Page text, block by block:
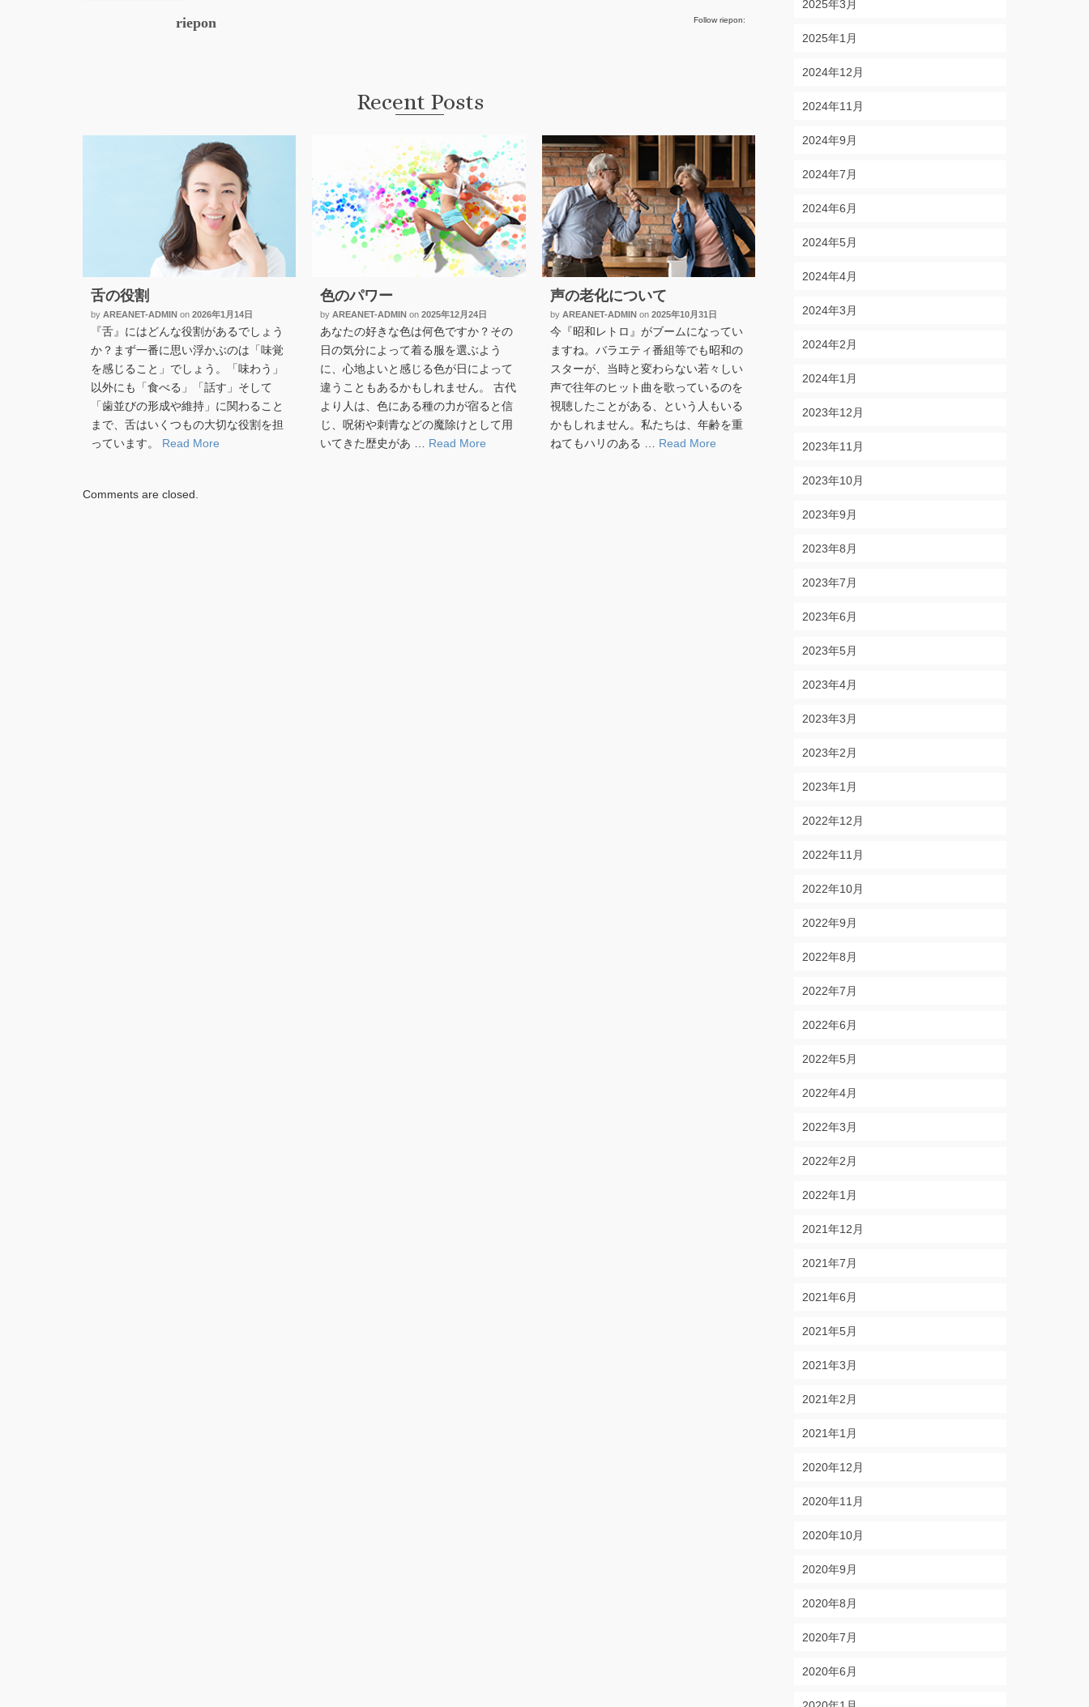
Follow riepon:
riepon
Recent Posts
舌の役割
by AREANET-ADMIN on 2026年1月14日
『舌』にはどんな役割があるでしょう
か？まず一番に思い浮かぶのは「味覚
を感じること」でしょう。「味わう」
以外にも「食べる」「話す」そして
「歯並びの形成や維持」に関わること
まで、舌はいくつもの大切な役割を担
っています。 Read More
色のパワー
byAREANET-ADMIN on2025年12月24日
あなたの好きな色は何色ですか？その
日の気分によって着る服を選ぶよう
に、心地よいと感じる色が日によって
違うこともあるかもしれません。 古代
より人は、色にある種の力が宿ると信
じ、呪術や刺青などの魔除けとして用
いてきた歴史があ … Read More
声の老化について
by AREANET-ADMIN on 2025年10月31日
今『昭和レトロ』がブームになってい
ますね。バラエティ番組等でも昭和の
スターが、当時と変わらない若々しい
声で往年のヒット曲を歌っているのを
視聴したことがある、という人もいる
かもしれません。私たちは、年齢を重
ねてもハリのある … Read More
AREANET-ADMIN
くのは、料理をする人であればこびり
グ」として知られるフッ素樹脂ではな
いでしょうか!?このフッ素がむし歯予
られるようになっ …
Comments are closed.
2025年3月
2025年1月
2024年12月
2024年11月
2024年9月
2024年7月
2024年6月
2024年5月
2024年4月
2024年3月
2024年2月
2024年1月
2023年12月
2023年11月
2023年10月
2023年9月
2023年8月
2023年7月
2023年6月
2023年5月
2023年4月
2023年3月
2023年2月
2023年1月
2022年12月
2022年11月
2022年10月
2022年9月
2022年8月
2022年7月
2022年6月
2022年5月
2022年4月
2022年3月
2022年2月
2022年1月
2021年12月
2021年7月
2021年6月
2021年5月
2021年3月
2021年2月
2021年1月
2020年12月
2020年11月
2020年10月
2020年9月
2020年8月
2020年7月
2020年6月